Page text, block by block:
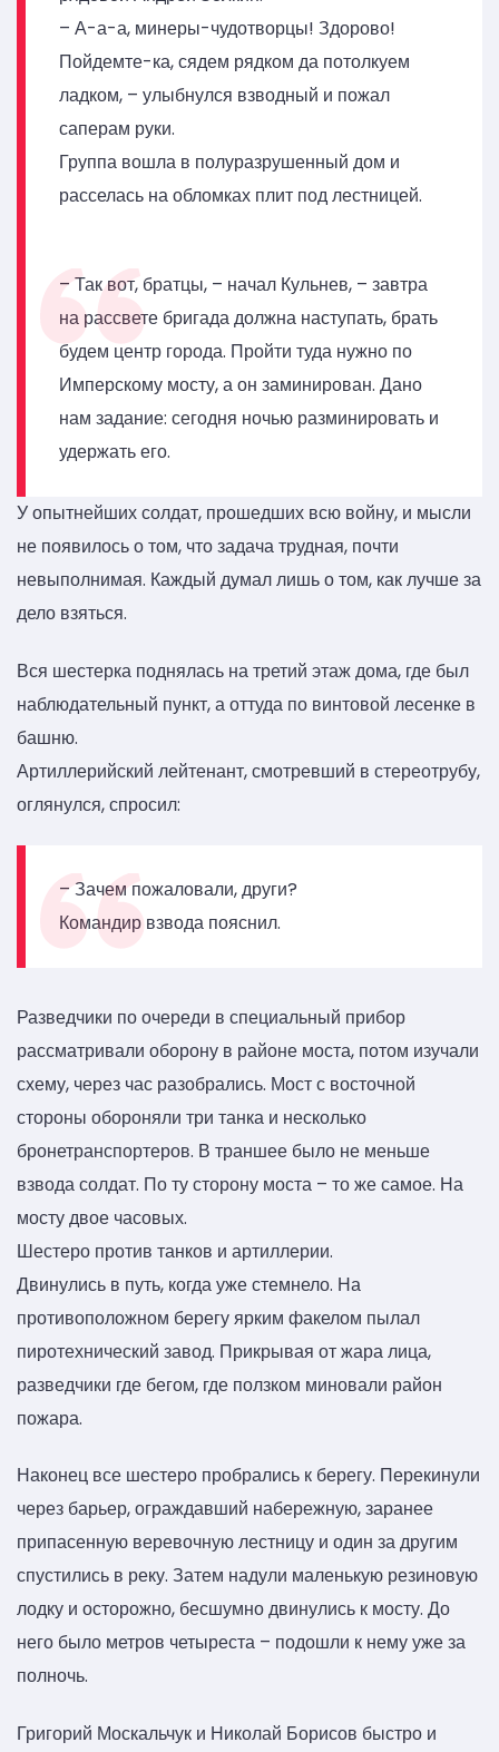
– А-а-а, минеры-чудотворцы! Здорово!
Пойдемте-ка, сядем рядком да потолкуем
ладком, – улыбнулся взводный и пожал
саперам руки.
Группа вошла в полуразрушенный дом и
расселась на обломках плит под лестницей.
– Так вот, братцы, – начал Кульнев, – завтра
на рассвете бригада должна наступать, брать
будем центр города. Пройти туда нужно по
Имперскому мосту, а он заминирован. Дано
нам задание: сегодня ночью разминировать и
удержать его.
У опытнейших солдат, прошедших всю войну, и мысли
не появилось о том, что задача трудная, почти
невыполнимая. Каждый думал лишь о том, как лучше за
дело взяться.
Вся шестерка поднялась на третий этаж дома, где был
наблюдательный пункт, а оттуда по винтовой лесенке в
башню.
Артиллерийский лейтенант, смотревший в стереотрубу,
оглянулся, спросил:
– Зачем пожаловали, други?
Командир взвода пояснил.
Разведчики по очереди в специальный прибор
рассматривали оборону в районе моста, потом изучали
схему, через час разобрались. Мост с восточной
стороны обороняли три танка и несколько
бронетранспортеров. В траншее было не меньше
взвода солдат. По ту сторону моста – то же самое. На
мосту двое часовых.
Шестеро против танков и артиллерии.
Двинулись в путь, когда уже стемнело. На
противоположном берегу ярким факелом пылал
пиротехнический завод. Прикрывая от жара лица,
разведчики где бегом, где ползком миновали район
пожара.
Наконец все шестеро пробрались к берегу. Перекинули
через барьер, ограждавший набережную, заранее
припасенную веревочную лестницу и один за другим
спустились в реку. Затем надули маленькую резиновую
лодку и осторожно, бесшумно двинулись к мосту. До
него было метров четыреста – подошли к нему уже за
полночь.
Григорий Москальчук и Николай Борисов быстро и